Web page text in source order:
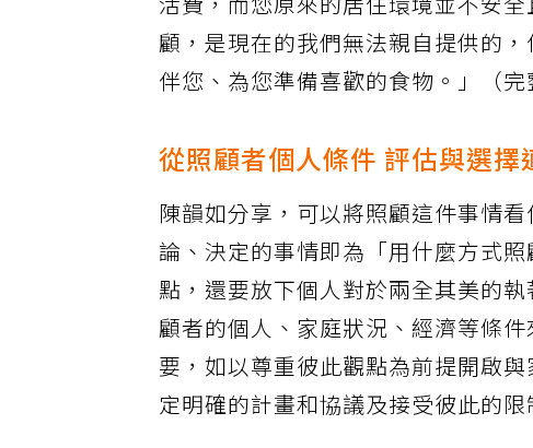
活費，而您原來的居住環境並不安
顧，是現在的我們無法親自提供的
伴您、為您準備喜歡的食物。」（
從照顧者個人條件 評估與選擇
陳韻如分享，可以將照顧這件事情
論、決定的事情即為「用什麼方式
點，還要放下個人對於兩全其美的
顧者的個人、家庭狀況、經濟等條
要，如以尊重彼此觀點為前提開啟
定明確的計畫和協議及接受彼此的限